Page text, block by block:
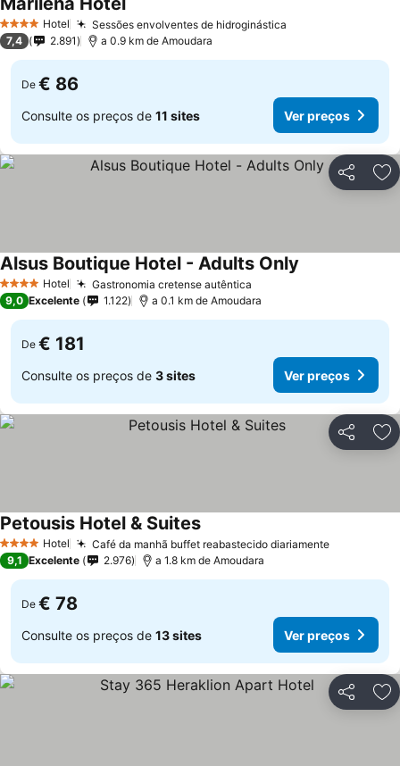
4 EstrelasHotel Sessões envolventes de hidroginástica
7,4 2.891 a 0.9 km de Amoudara
De € 86
Consulte os preços de 11 sites Ver preços
Partilhar
4 EstrelasHotel Gastronomia cretense autêntica
Alsus Boutique Hotel - Adults Only
9,0 Excelente 1.122 a 0.1 km de Amoudara
De € 181
Consulte os preços de 3 sites Ver preços
Partilhar
4 EstrelasHotel Café da manhã buffet reabastecido diariamente
Petousis Hotel & Suites
9,1 Excelente 2.976 a 1.8 km de Amoudara
De € 78
Consulte os preços de 13 sites Ver preços
Partilhar